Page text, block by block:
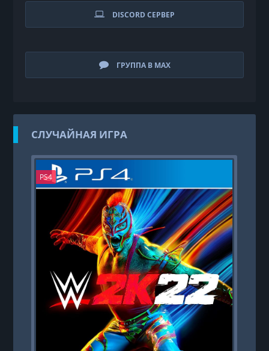
DISCORD СЕРВЕР
ГРУППА В MAX
СЛУЧАЙНАЯ ИГРА
PS4